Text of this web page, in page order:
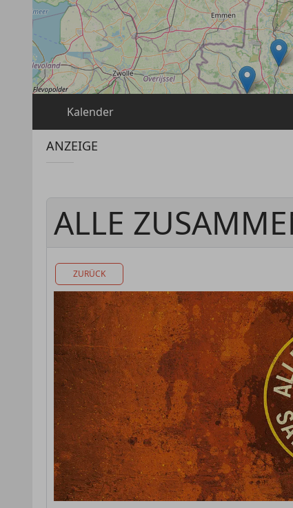
Kalender
ANZEIGE
ALLE
ZURÜCK